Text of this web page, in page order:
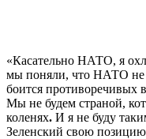
«Касательно НАТО, я
мы поняли, что НАТО не
боится противоречивых
Мы не будем страной,
коленях. И я не буду
Зеленский свою